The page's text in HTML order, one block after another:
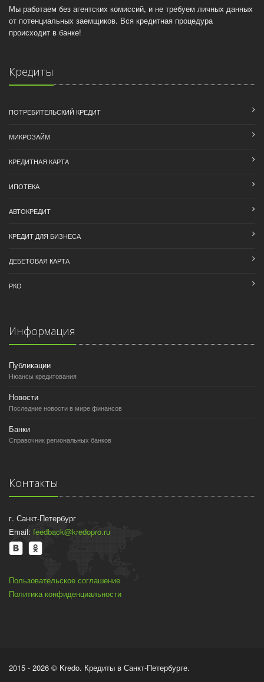
Мы работаем без агентских комиссий, и не требуем личных данных
от потенциальных заемщиков. Вся кредитная процедура
происходит в банке!
Кредиты
ПОТРЕБИТЕЛЬСКИЙ КРЕДИТ
МИКРОЗАЙМ
КРЕДИТНАЯ КАРТА
ИПОТЕКА
АВТОКРЕДИТ
КРЕДИТ ДЛЯ БИЗНЕСА
ДЕБЕТОВАЯ КАРТА
РКО
Информация
Публикации
Нюансы кредитования
Новости
Последние новости в мире финансов
Банки
Справочник региональных банков
Контакты
г. Санкт-Петербург
Email: feedback@kredopro.ru
Пользовательское соглашение
Политика конфиденциальности
2015 - 2026 © Kredo. Кредиты в Санкт-Петербурге.